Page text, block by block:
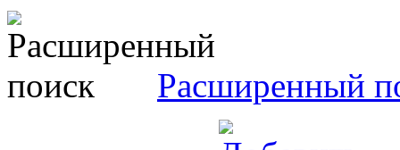
Расширенный